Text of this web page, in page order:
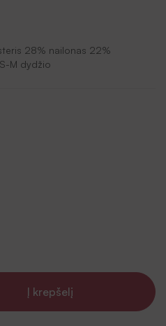
28% nailonas 22%
M dydžio
Į krepšelį